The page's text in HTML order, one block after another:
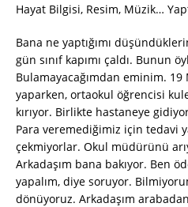
Hayat Bilgisi, Resim, Müzik…
Bana ne yaptığımı
gün sınıf kapımı çaldı. Bunun
Bulamayacağımdan eminim. 19
yaparken, ortaokul öğrencisi
kırıyor. Birlikte hastaneye
Para veremediğimiz için tedavi
çekmiyorlar. Okul müdürünü
Arkadaşım bana bakıyor. Ben
yapalım, diye soruyor.
dönüyoruz. Arkadaşım